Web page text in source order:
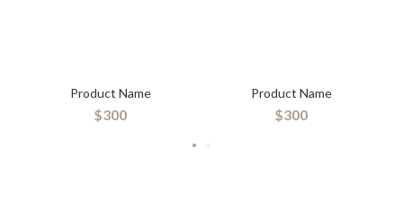
Product Name
$300
Product Name
$300